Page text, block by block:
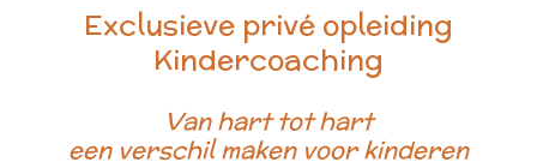
Exclusieve privé opleiding
Kindercoaching
Van hart tot hart
een verschil maken voor kinderen